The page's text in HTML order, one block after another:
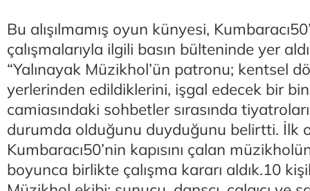
Bu alışılmamış oyun künyesi,
çalışmalarıyla ilgili basın bülteninde yer
“Yalınayak Müzikhol’ün patronu; kentsel
yerlerinden edildiklerini, işgal edecek bir
camiasındaki sohbetler sırasında
durumda olduğunu duyduğunu belirtti. İlk
Kumbaracı50’nin kapısını çalan
boyunca birlikte çalışma kararı aldık.10